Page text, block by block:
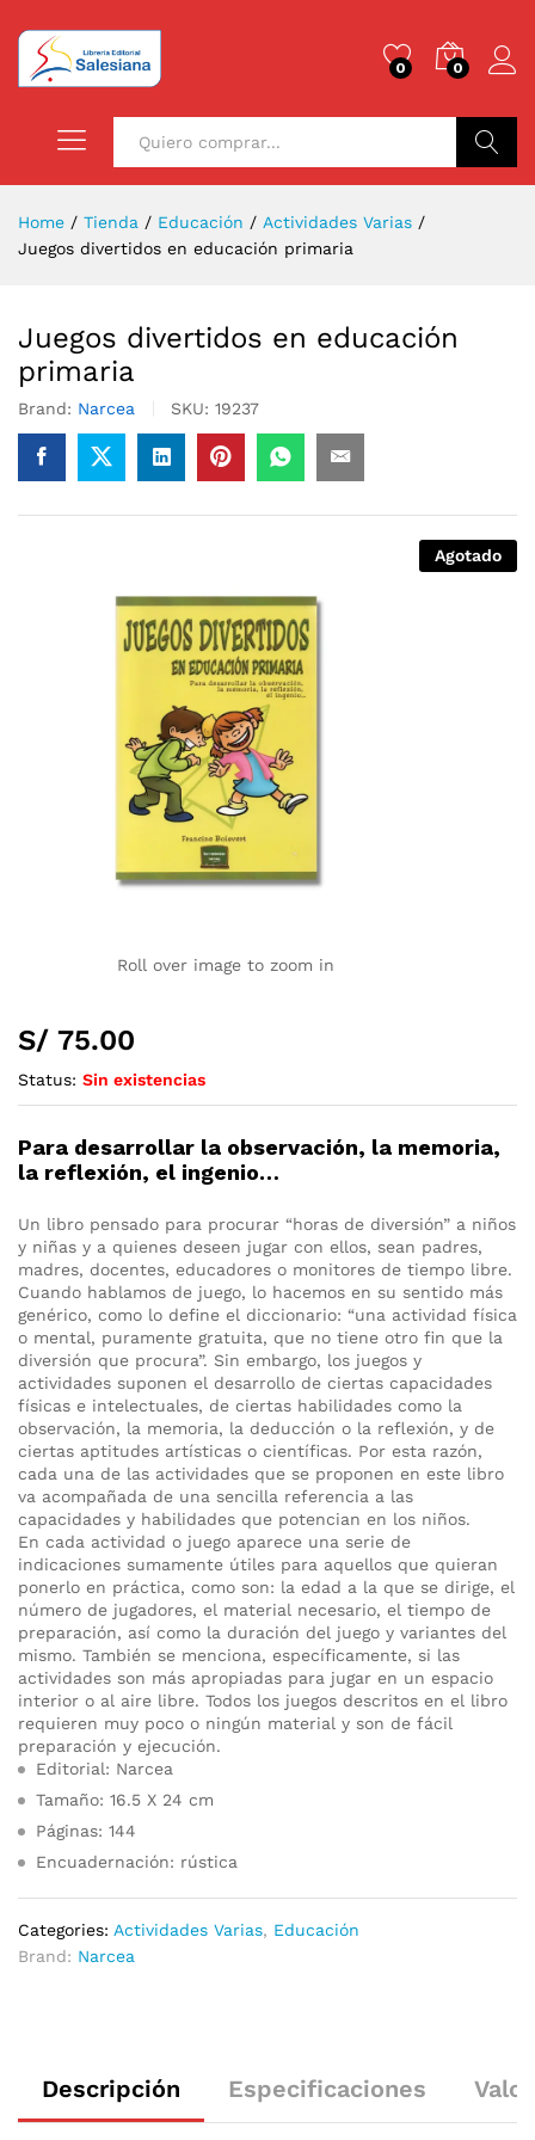
0 0
Home / Tienda / Educación / Actividades Varias /
Juegos divertidos en educación primaria
Juegos divertidos en educación
primaria
Brand: Narcea SKU: 19237
Agotado
Roll over image to zoom in
S/ 75.00
Status: Sin existencias
Para desarrollar la observación, la memoria,
la reflexión, el ingenio…
Un libro pensado para procurar “horas de diversión” a niños
y niñas y a quienes deseen jugar con ellos, sean padres,
madres, docentes, educadores o monitores de tiempo libre.
Cuando hablamos de juego, lo hacemos en su sentido más
genérico, como lo define el diccionario: “una actividad física
o mental, puramente gratuita, que no tiene otro fin que la
diversión que procura”. Sin embargo, los juegos y
actividades suponen el desarrollo de ciertas capacidades
físicas e intelectuales, de ciertas habilidades como la
observación, la memoria, la deducción o la reflexión, y de
ciertas aptitudes artísticas o científicas. Por esta razón,
cada una de las actividades que se proponen en este libro
va acompañada de una sencilla referencia a las
capacidades y habilidades que potencian en los niños.
En cada actividad o juego aparece una serie de
indicaciones sumamente útiles para aquellos que quieran
ponerlo en práctica, como son: la edad a la que se dirige, el
número de jugadores, el material necesario, el tiempo de
preparación, así como la duración del juego y variantes del
mismo. También se menciona, específicamente, si las
actividades son más apropiadas para jugar en un espacio
interior o al aire libre. Todos los juegos descritos en el libro
requieren muy poco o ningún material y son de fácil
preparación y ejecución.
Editorial: Narcea
Tamaño: 16.5 X 24 cm
Páginas: 144
Encuadernación: rústica
Categories: Actividades Varias, Educación
Brand: Narcea
Descripción Especificaciones